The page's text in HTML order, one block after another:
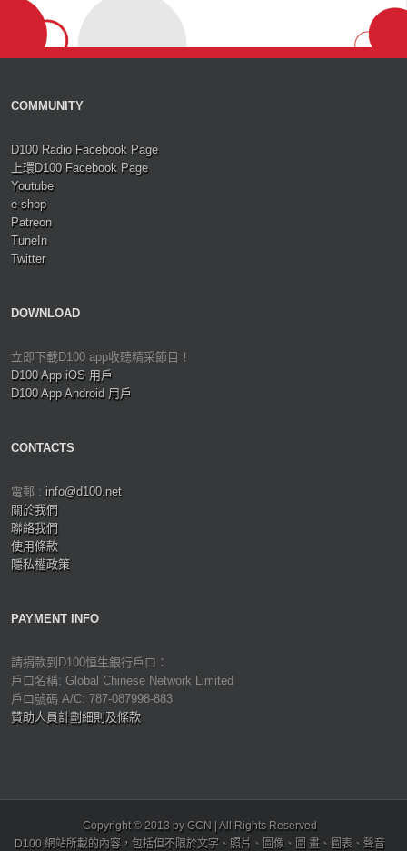
COMMUNITY
D100 Radio Facebook Page
上環D100 Facebook Page
Youtube
e-shop
Patreon
TuneIn
Twitter
DOWNLOAD
立即下載D100 app收聽精采節目！
D100 App iOS 用戶
D100 App Android 用戶
CONTACTS
電郵 : info@d100.net
關於我們
聯絡我們
使用條款
隱私權政策
PAYMENT INFO
請捐款到D100恒生銀行戶口：
戶口名稱: Global Chinese Network Limited
戶口號碼 A/C: 787-087998-883
贊助人員計劃細則及條款
Copyright © 2013 by GCN | All Rights Reserved
D100 網站所載的內容，包括但不限於文字、照片、圖像、圖 畫、圖表、聲音